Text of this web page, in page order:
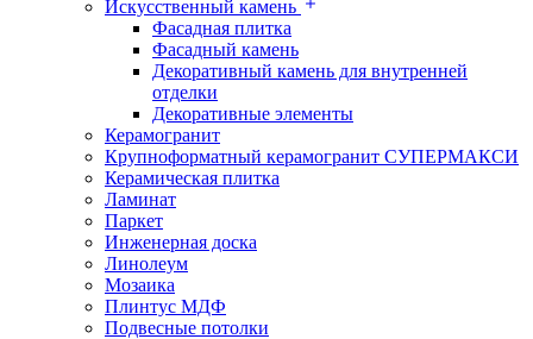
Искусственный камень
Фасадная плитка
Фасадный камень
Декоративный камень для внутренней
отделки
Декоративные элементы
Керамогранит
Крупноформатный керамогранит СУПЕРМАКСИ
Керамическая плитка
Ламинат
Паркет
Инженерная доска
Линолеум
Мозаика
Плинтус МДФ
Подвесные потолки